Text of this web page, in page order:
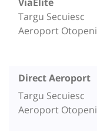
Targu Secuiesc
Aeroport Otopeni
Direct Aeroport
Targu Secuiesc
Aeroport Otopeni